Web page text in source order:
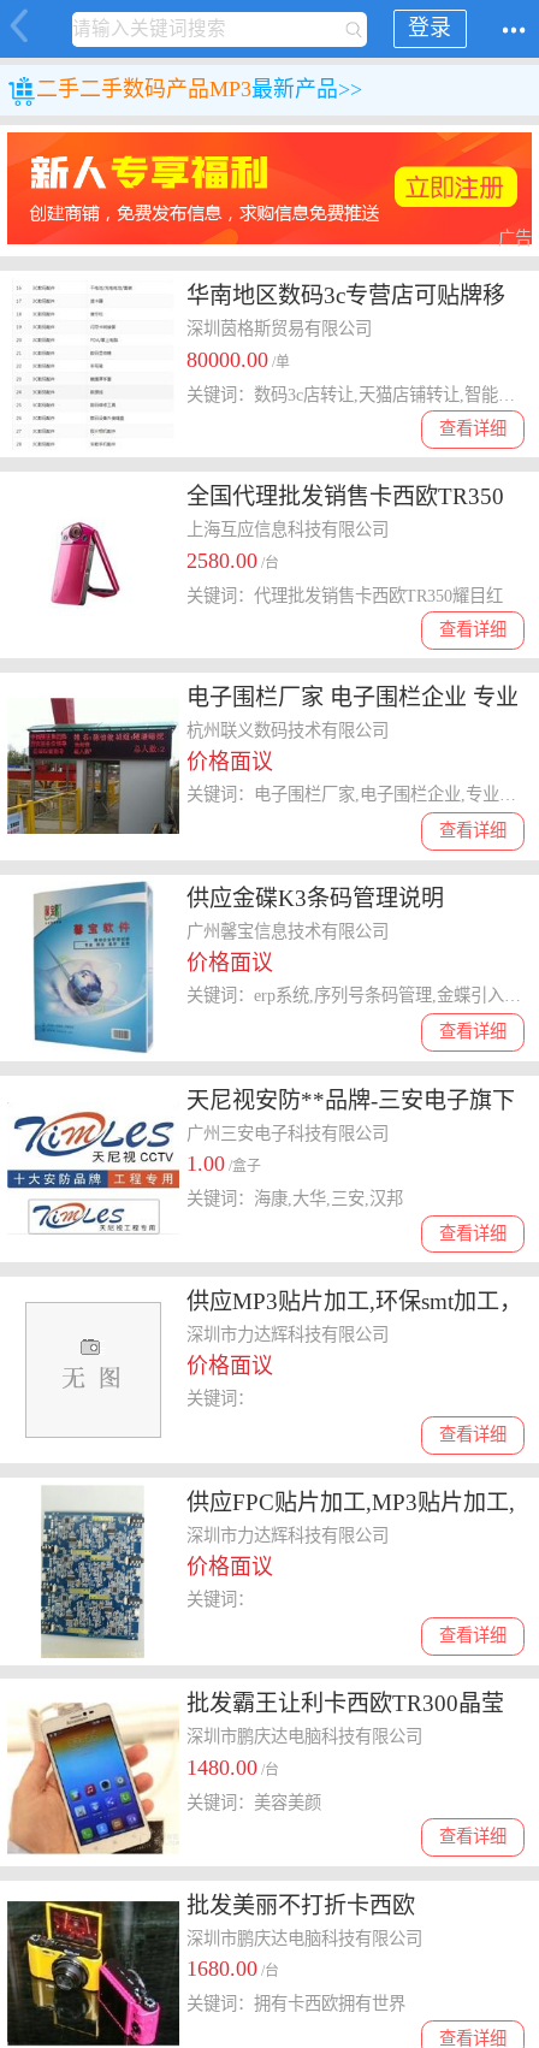
登录
二手二手数码产品MP3最新产品>>
广告
华南地区数码3c专营店可贴牌移
动电源手机配件店铺转让
深圳茵格斯贸易有限公司
80000.00 /单
查看详细
全国代理批发销售卡西欧TR350
耀目红自拍神器
上海互应信息科技有限公司
2580.00 /台
查看详细
关键词：代理批发销售卡西欧TR350耀目红
电子围栏厂家 电子围栏企业 专业
电子围栏 专业生产围栏 杭州联义
数码
杭州联义数码技术有限公司
价格面议
查看详细
供应金碟K3条码管理说明
广州馨宝信息技术有限公司
价格面议
查看详细
关键词：erp系统,序列号条码管理,金蝶引入条码
天尼视安防**品牌-三安电子旗下
品牌-索尼合作商
广州三安电子科技有限公司
1.00 /盒子
查看详细
关键词：海康,大华,三安,汉邦
供应MP3贴片加工,环保smt加工，
LED灯板贴片加工
深圳市力达辉科技有限公司
价格面议
查看详细
关键词：
供应FPC贴片加工,MP3贴片加工,
环保SMT加工
深圳市力达辉科技有限公司
价格面议
查看详细
关键词：
批发霸王让利卡西欧TR300晶莹
白QQ756171231
深圳市鹏庆达电脑科技有限公司
1480.00 /台
查看详细
关键词：美容美颜
批发美丽不打折卡西欧
ZR1200QQ756171231
深圳市鹏庆达电脑科技有限公司
1680.00 /台
查看详细
关键词：拥有卡西欧拥有世界